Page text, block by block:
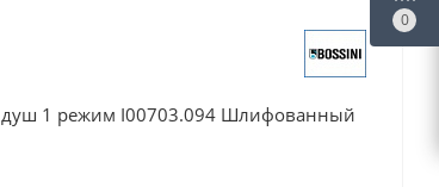
душ 1 режим I00703.094 Шлифованный
0